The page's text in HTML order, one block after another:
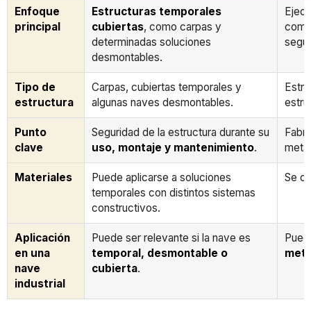
Enfoque
principal
Estructuras temporales
cubiertas, como carpas y
determinadas soluciones
desmontables.
Tipo de
estructura
Carpas, cubiertas temporales y
algunas naves desmontables.
Punto
clave
Seguridad de la estructura durante su
uso, montaje y mantenimiento.
Materiales
Puede aplicarse a soluciones
temporales con distintos sistemas
constructivos.
Se
Aplicación
en una
nave
industrial
Puede ser relevante si la nave es
temporal, desmontable o
cubierta.